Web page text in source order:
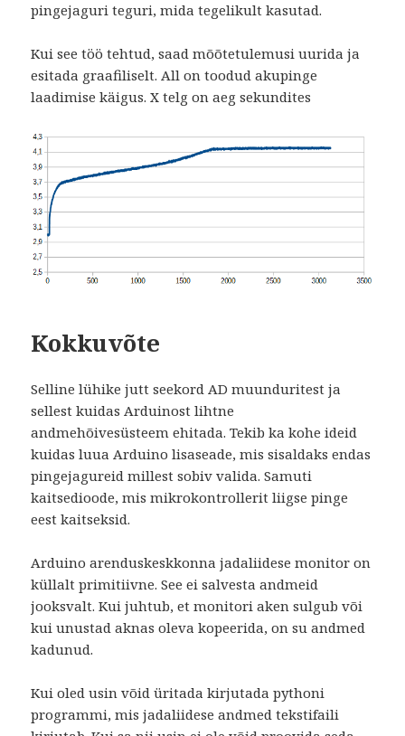
pingejaguri teguri, mida tegelikult kasutad.
Kui see töö tehtud, saad mõõtetulemusi uurida ja
esitada graafiliselt. All on toodud akupinge
laadimise käigus. X telg on aeg sekundites
Kokkuvõte
Selline lühike jutt seekord AD muunduritest ja
sellest kuidas Arduinost lihtne
andmehõivesüsteem ehitada. Tekib ka kohe ideid
kuidas luua Arduino lisaseade, mis sisaldaks endas
pingejagureid millest sobiv valida. Samuti
kaitsedioode, mis mikrokontrollerit liigse pinge
eest kaitseksid.
Arduino arenduskeskkonna jadaliidese monitor on
küllalt primitiivne. See ei salvesta andmeid
jooksvalt. Kui juhtub, et monitori aken sulgub või
kui unustad aknas oleva kopeerida, on su andmed
kadunud.
Kui oled usin võid üritada kirjutada pythoni
programmi, mis jadaliidese andmed tekstifaili